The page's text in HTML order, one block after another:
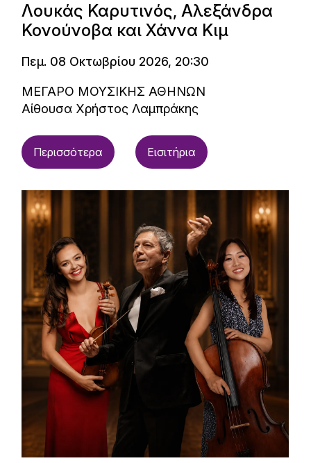
Λουκάς Καρυτινός, Αλεξάνδρα
Κονούνοβα και Χάννα Κιμ
Πεμ. 08 Οκτωβρίου 2026, 20:30
ΜΕΓΑΡΟ ΜΟΥΣΙΚΗΣ ΑΘΗΝΩΝ
Αίθουσα Χρήστος Λαμπράκης
Περισσότερα Εισιτήρια